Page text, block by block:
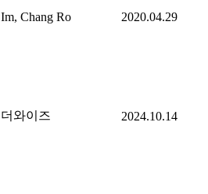
Im, Chang Ro 2020.04.29
더와이즈 2024.10.14